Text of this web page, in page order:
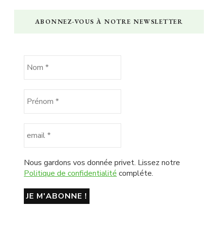
ABONNEZ-VOUS À NOTRE NEWSLETTER
Nous gardons vos donnée privet. Lissez notre
Politique de confidentialité compléte.